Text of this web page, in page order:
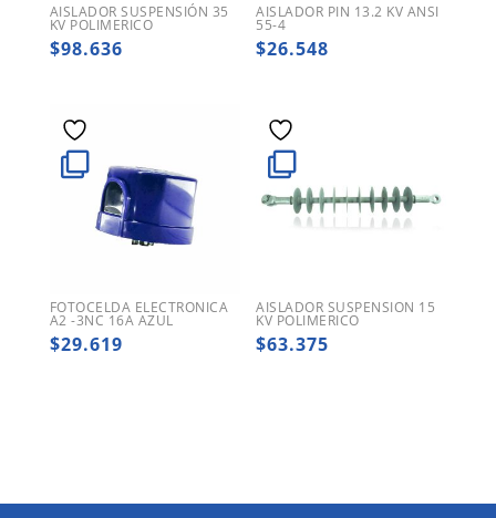
AISLADOR SUSPENSIÓN 35
KV POLIMERICO
$98.636
AISLADOR PIN 13.2 KV ANSI
55-4
$26.548
FOTOCELDA ELECTRONICA
A2 -3NC 16A AZUL
$29.619
AISLADOR SUSPENSION 15
KV POLIMERICO
$63.375